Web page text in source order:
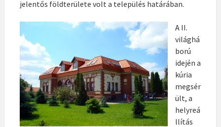
jelentős földterülete volt a település határában.
A II.
világhá
ború
idején a
kúria
megsér
ült, a
helyreá
llítás